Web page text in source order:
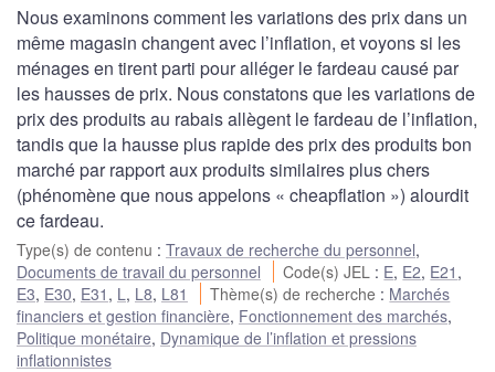
Nous examinons comment les variations des prix dans un
même magasin changent avec l’inflation, et voyons si les
ménages en tirent parti pour alléger le fardeau causé par
les hausses de prix. Nous constatons que les variations de
prix des produits au rabais allègent le fardeau de l’inflation,
tandis que la hausse plus rapide des prix des produits bon
marché par rapport aux produits similaires plus chers
(phénomène que nous appelons « cheapflation ») alourdit
ce fardeau.
Type(s) de contenu : Travaux de recherche du personnel,
Documents de travail du personnel
Code(s) JEL : E, E2, E21 ,
E3, E30, E31 , L , L8, L81 Thème(s) de recherche : Marchés
financiers et gestion financière, Fonctionnement des marchés,
Politique monétaire, Dynamique de l’inflation et pressions
inflationnistes